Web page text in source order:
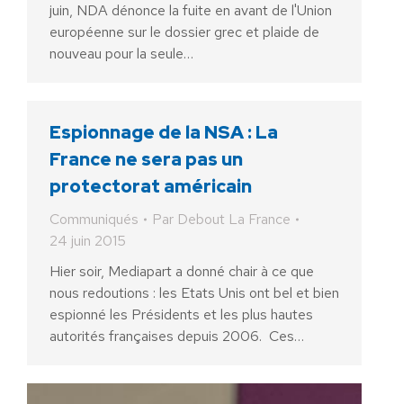
juin, NDA dénonce la fuite en avant de l'Union
européenne sur le dossier grec et plaide de
nouveau pour la seule…
Espionnage de la NSA : La
France ne sera pas un
protectorat américain
Communiqués Par Debout La France
24 juin 2015
Hier soir, Mediapart a donné chair à ce que
nous redoutions : les Etats Unis ont bel et bien
espionné les Présidents et les plus hautes
autorités françaises depuis 2006. Ces…